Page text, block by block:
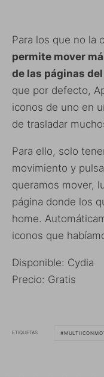
Para los que no la
permite mover
de las páginas
que por defecto,
iconos de uno en
de trasladar
Para ello, solo
movimiento y
queramos mover,
página donde los
home.
iconos que
Disponible: Cydia
Precio: Gratis
ETIQUETAS